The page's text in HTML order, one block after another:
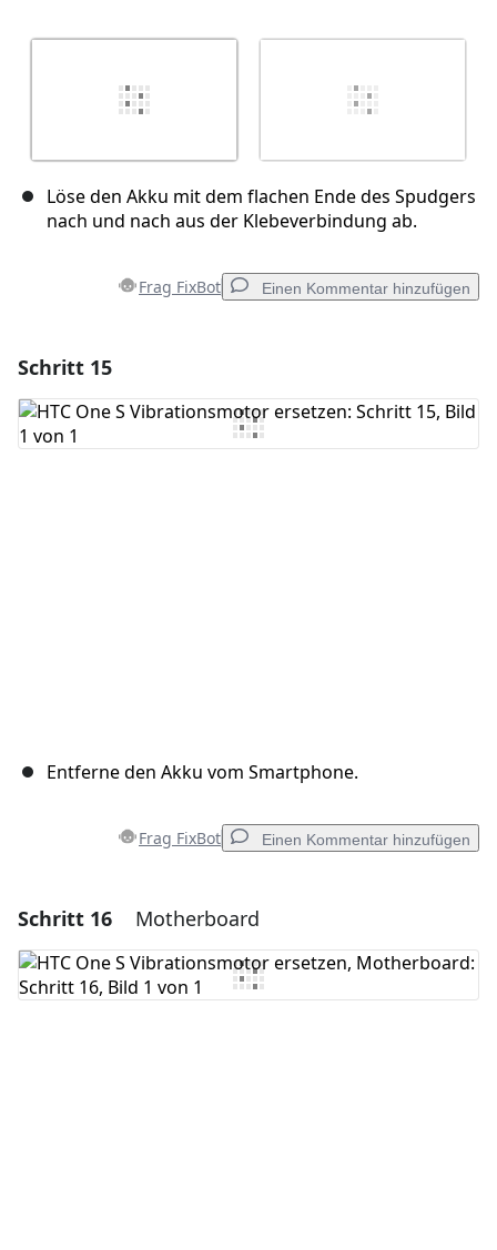
Löse den Akku mit dem flachen Ende des Spudgers
nach und nach aus der Klebeverbindung ab.
Frag FixBot Einen Kommentar hinzufügen
Kommentar hinzufügen
Schritt 15
Entferne den Akku vom Smartphone.
Frag FixBot Einen Kommentar hinzufügen
Einen Kommentar hinzufügen
Kommentar hinzufügen
Schritt 16 Motherboard